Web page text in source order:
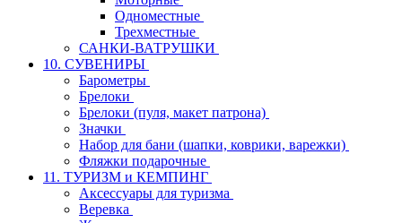
Одноместные
Трехместные
САНКИ-ВАТРУШКИ
10. СУВЕНИРЫ
Барометры
Брелоки
Брелоки (пуля, макет патрона)
Значки
Набор для бани (шапки, коврики, варежки)
Фляжки подарочные
11. ТУРИЗМ и КЕМПИНГ
Аксессуары для туризма
Веревка